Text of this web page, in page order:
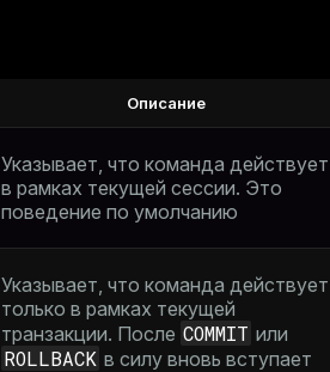
Описание
Указывает, что команда действует
в рамках текущей сессии. Это
поведение по умолчанию
Указывает, что команда действует
только в рамках текущей
транзакции. После COMMIT или
ROLLBACK в силу вновь вступает